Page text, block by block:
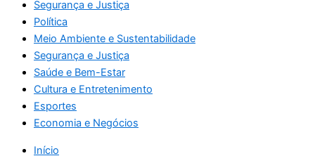
Segurança e Justiça
Política
Meio Ambiente e Sustentabilidade
Segurança e Justiça
Saúde e Bem-Estar
Cultura e Entretenimento
Esportes
Economia e Negócios
Início